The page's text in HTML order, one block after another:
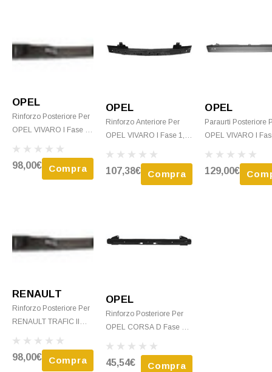
OPEL
Rinforzo Posteriore Per
OPEL VIVARO I Fase 2,
Paraurti Posteriore,
Nuovo
98,00€ Compra
OPEL
Rinforzo Anteriore Per
OPEL VIVARO I Fase 1,
Paraurti Anteriore, Nuovo
107,38€ Compra
OPEL
Paraurti Posteriore
OPEL VIVARO I
129,00€
RENAULT
Rinforzo Posteriore Per
RENAULT TRAFIC II
Traversa Paraurti
Posteriore, Nuovo
98,00€ Compra
OPEL
Rinforzo Posteriore Per
OPEL CORSA D Fase 1,
Paraurti Posteriore,
Nuovo
45,54€ Compra